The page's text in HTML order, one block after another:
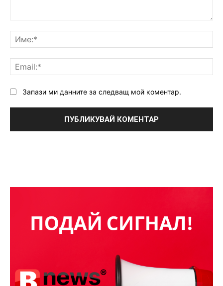
Запази ми данните за следващ мой коментар.